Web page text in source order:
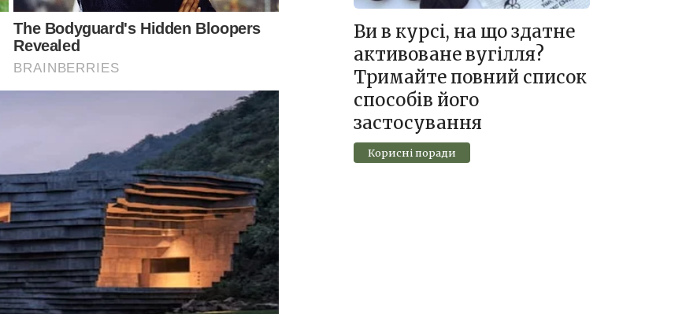
Ви в курсі, на що здатне
активоване вугілля?
Тримайте повний список
способів його
застосування
Корисні поради